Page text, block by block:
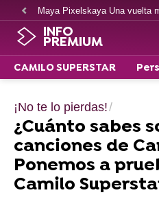
Maya Pixelskaya Una vuelta
INFO
PREMIUM
CAMILO SUPERSTAR
¡No te lo pierdas!
¿Cuánto sabes
canciones de
Ponemos a
Camilo